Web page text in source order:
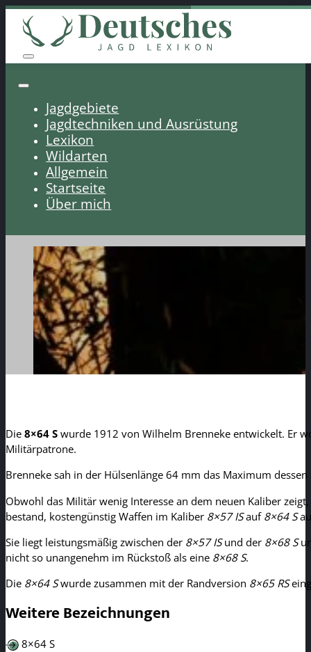
Jagdgebiete
Jagdtechniken und Ausrüstung
Lexikon
Wildarten
Allgemein
Startseite
Über mich
Die 8×64 S wurde 1912 von Wilhelm Brenneke entwickelt. Er
Militärpatrone.
Brenneke sah in der Hülsenlänge 64 mm das Maximum
Obwohl das Militär wenig Interesse an dem neuen Kaliber
bestand, kostengünstig Waffen im Kaliber 8×57 ISauf 8×64 S
Sie liegt leistungsmäßig zwischen der 8×57 ISund der 8×68 S
nicht so unangenehm im Rückstoß als eine 8×68 S.
Die 8×64 Swurde zusammen mit der Randversion 8×65 RS
Weitere Bezeichnungen
8×64 S